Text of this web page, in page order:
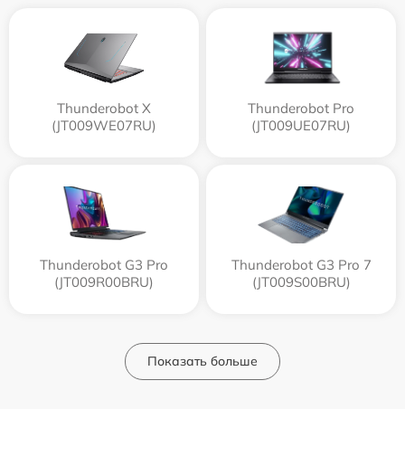
Thunderobot X
(JT009WE07RU)
Thunderobot Pro
(JT009UE07RU)
Thunderobot G3 Pro
(JT009R00BRU)
Thunderobot G3 Pro 7
(JT009S00BRU)
Показать больше